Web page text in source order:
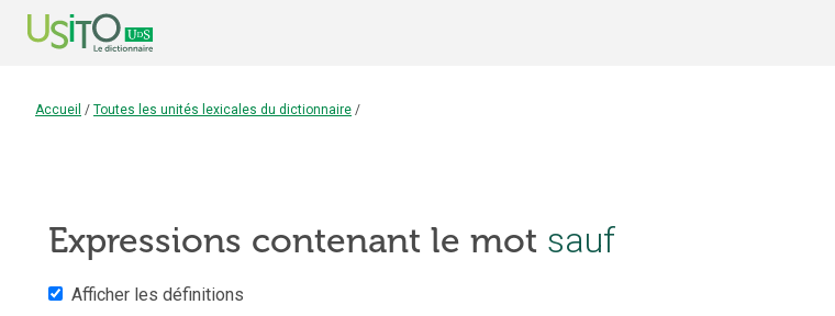
Accueil / Toutes les unités lexicales du dictionnaire /
Expressions contenant le mot sauf
Afficher les définitions